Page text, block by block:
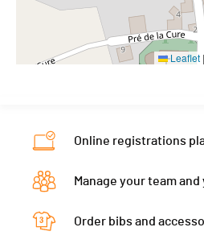
Leaflet |
Online registrations
Manage your team
Order bibs and